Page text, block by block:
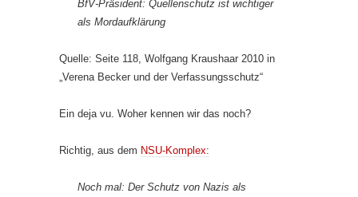
BfV-Präsident: Quellenschutz ist wichtiger
als Mordaufklärung
Quelle: Seite 118, Wolfgang Kraushaar 2010 in
„Verena Becker und der Verfassungsschutz“
Ein deja vu. Woher kennen wir das noch?
Richtig, aus dem NSU-Komplex:
Noch mal: Der Schutz von Nazis als